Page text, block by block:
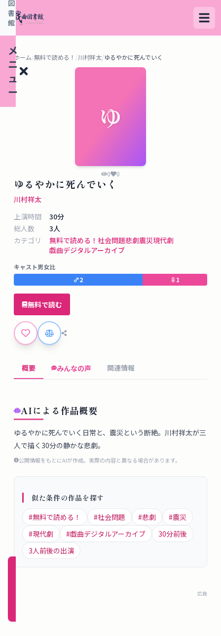
メ
ニ
ュ
ー
デ
タ
ベ
ス
掲
示
板
ツ
ル
ロ
グ
概
要
ロ
グ
新規
図
書
館
ホーム/無料で読める！ /川村祥太/ゆるやかに死んでいく
ゆ
0 0
ゆるやかに死んでいく
川村祥太
上演時間
30分
総人数
3人
カテゴリ
無料で読める！ 社会問題悲劇震災現代劇
戯曲デジタルアーカイブ
キャスト男女比
♂2 ♀1
無料で読む
概要 みんなの声 関連情報
AIによる作品概要
ゆるやかに死んでいく日常と、震災という断絶。川村祥太が三
人で描く30分の静かな悲劇。
公開情報をもとにAIが作成。実際の内容と異なる場合があります。
似た条件の作品を探す
#無料で読める！ #社会問題 #悲劇 #震災
#現代劇 #戯曲デジタルアーカイブ 30分前後
3人前後の出演
広告